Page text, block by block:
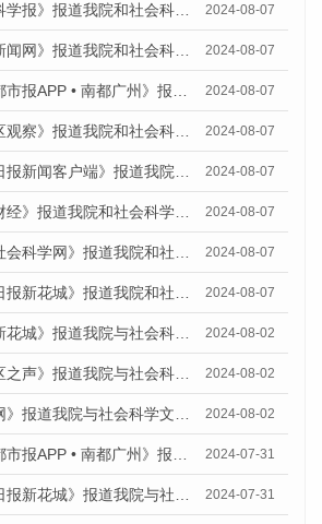
7月17日《中国科学报》报道我院和社会科学文献出版社联合发布《广州蓝皮书：广州数字经济发展报告（2024）》的媒体文章 2024-08-07
7月17日《中国新闻网》报道我院和社会科学文献出版社联合发布《广州蓝皮书：广州数字经济发展报告（2024）》的媒体文章 2024-08-07
7月18日《南方都市报APP • 南都广州》报道我院和社会科学文献出版社联合发布《广州蓝皮书：广州数字经济发展报告（2024）》的媒体文章 2024-08-07
7月18日《大湾区观察》报道我院和社会科学文献出版社联合发布《广州蓝皮书：广州数字经济发展报告（2024）》的媒体文章 2024-08-07
7月18日《经济日报新闻客户端》报道我院和社会科学文献出版社联合发布《广州蓝皮书：广州数字经济发展报告（2024）》的媒体文章 2024-08-07
7月17日《湾区财经》报道我院和社会科学文献出版社联合发布《广州蓝皮书：广州数字经济发展报告（2024）》的媒体文章 2024-08-07
7月19日《中国社会科学网》报道我院和社会科学文献出版社联合发布《广州数字经济发展报告（2024）》蓝皮书的媒体文章 2024-08-07
7月17日《广州日报新花城》报道我院和社会科学文献出版社联合发布《广州蓝皮书：广州数字经济发展报告（2024）》的媒体文章 2024-08-07
7月15日《广州新花城》报道我院与社会科学文献出版社联合发布《广州蓝皮书：广州社会发展报告(2024)》的媒体文章 2024-08-02
7月15日《大湾区之声》报道我院与社会科学文献出版社联合发布《广州蓝皮书：广州社会发展报告(2024)》的媒体文章 2024-08-02
7月15日《大洋网》报道我院与社会科学文献出版社联合发布《广州蓝皮书：广州社会发展报告(2024)》的媒体文章 2024-08-02
7月15日《南方都市报APP • 南都广州》报道我院与社会科学文献出版社联合发布《广州蓝皮书：广州社会发展报告(2024)》的媒体文章 2024-07-31
7月15日《广州日报新花城》报道我院与社会科学文献出版社联合发布《广州蓝皮书：广州社会发展报告(2024)》的媒体文章 2024-07-31